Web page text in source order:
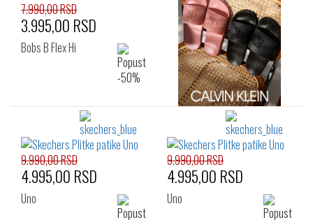
7.990,00 RSD
3.995,00 RSD
Bobs B Flex Hi
9.990,00 RSD
4.995,00 RSD
Uno
9.990,00 RSD
4.995,00 RSD
Uno